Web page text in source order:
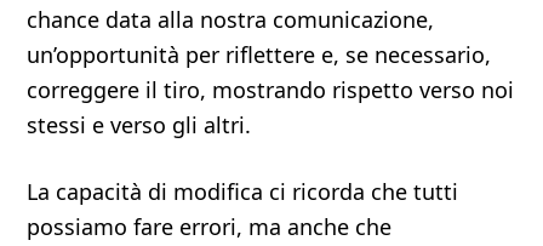
chance data alla nostra comunicazione,
un’opportunità per riflettere e, se necessario,
correggere il tiro, mostrando rispetto verso noi
stessi e verso gli altri.
La capacità di modifica ci ricorda che tutti
possiamo fare errori, ma anche che